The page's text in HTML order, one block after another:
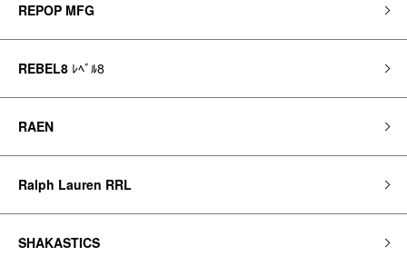
REPOP MFG
REBEL8 ﾚﾍﾞﾙ8
RAEN
Ralph Lauren RRL
SHAKASTICS